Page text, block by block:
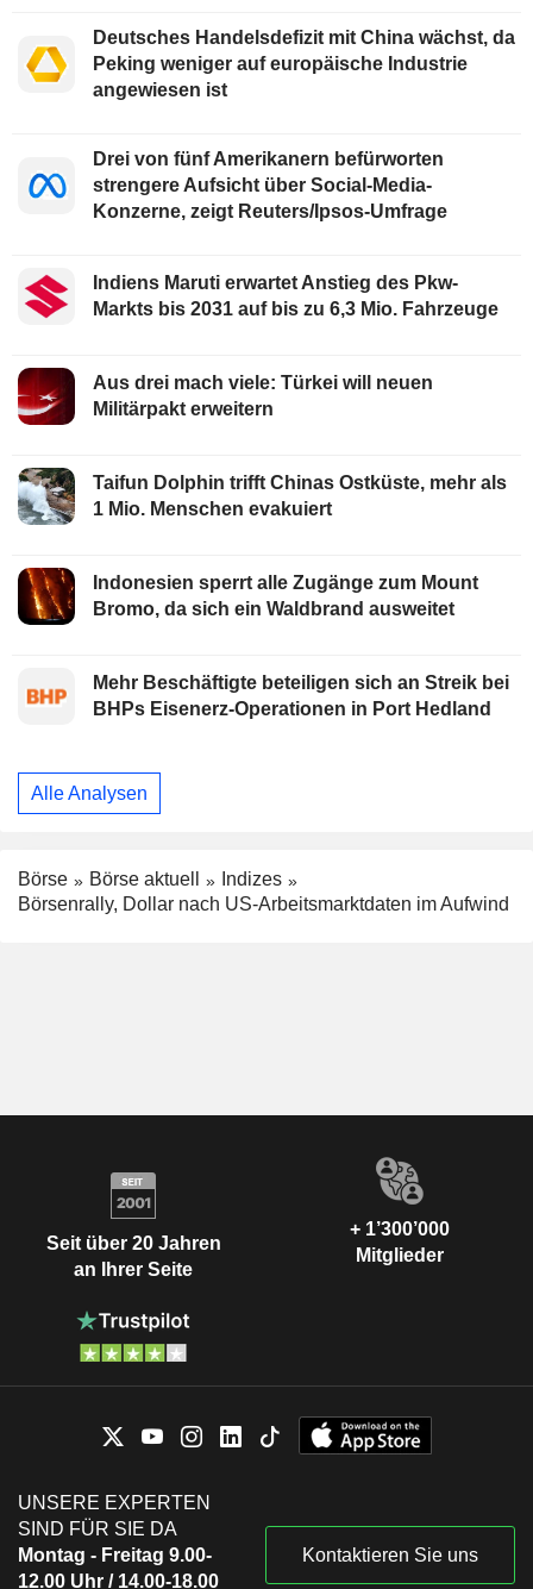
Deutsches Handelsdefizit mit China wächst, da
Peking weniger auf europäische Industrie
angewiesen ist
Drei von fünf Amerikanern befürworten
strengere Aufsicht über Social-Media-
Konzerne, zeigt Reuters/Ipsos-Umfrage
Indiens Maruti erwartet Anstieg des Pkw-
Markts bis 2031 auf bis zu 6,3 Mio. Fahrzeuge
Aus drei mach viele: Türkei will neuen
Militärpakt erweitern
Taifun Dolphin trifft Chinas Ostküste, mehr als
1 Mio. Menschen evakuiert
Indonesien sperrt alle Zugänge zum Mount
Bromo, da sich ein Waldbrand ausweitet
Mehr Beschäftigte beteiligen sich an Streik bei
BHPs Eisenerz-Operationen in Port Hedland
Alle Analysen
Börse Börse aktuell
Indizes
Börsenrally, Dollar nach US-Arbeitsmarktdaten im Aufwind
Seit über 20 Jahren
an Ihrer Seite
+ 1’300’000
Mitglieder
UNSERE EXPERTEN
SIND FÜR SIE DA
Montag - Freitag 9.00-
12.00 Uhr / 14.00-18.00
Kontaktieren Sie uns